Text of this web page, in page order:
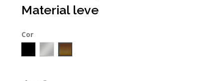
Material leve
Cor
Preto
Prateadobronze